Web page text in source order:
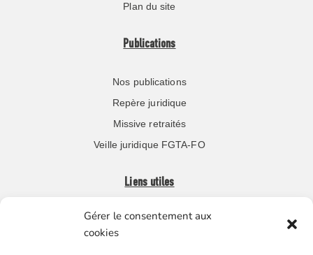
Gérer le consentement aux
cookies
Plan du site
Publications
Nos publications
Repère juridique
Missive retraités
Veille juridique FGTA-FO
Liens utiles
Boutique en ligne